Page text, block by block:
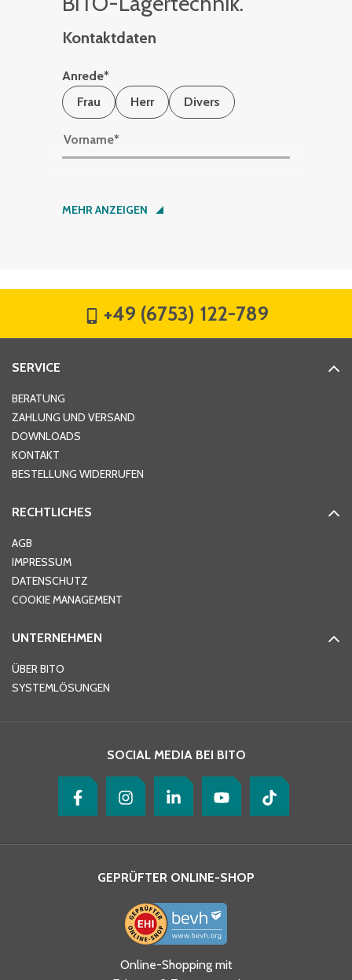
Kontaktdaten
Anrede*
Frau
Herr Divers
Vorname*
Nachname*
Hausnummer
Ort*
Telefon
Ja, ich habe die
Datenschutzhinweise gelesen
MEHR ANZEIGEN
+49 (6753) 122-789
SERVICE
BERATUNG
ZAHLUNG UND VERSAND
DOWNLOADS
KONTAKT
BESTELLUNG WIDERRUFEN
RECHTLICHES
AGB
IMPRESSUM
DATENSCHUTZ
COOKIE MANAGEMENT
UNTERNEHMEN
ÜBER BITO
SYSTEMLÖSUNGEN
SOCIAL MEDIA BEI BITO
GEPRÜFTER ONLINE-SHOP
Online-Shopping mit